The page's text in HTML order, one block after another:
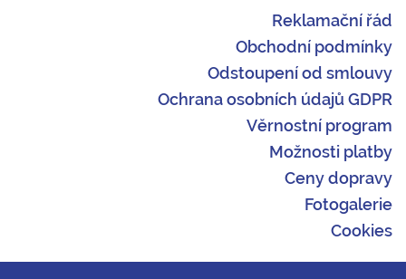
Reklamační řád
Obchodní podmínky
Odstoupení od smlouvy
Ochrana osobních údajů GDPR
Věrnostní program
Možnosti platby
Ceny dopravy
Fotogalerie
Cookies